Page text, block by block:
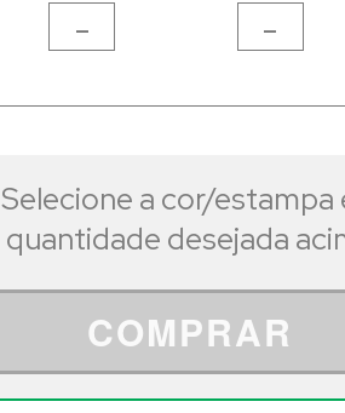
- -
Selecione a cor/estampa
quantidade desejada
COMPRAR